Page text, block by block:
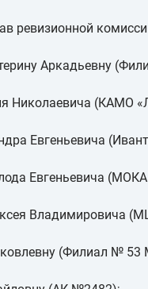
ревизионной
Аркадьевну
Николаевича (КАМО
Евгеньевича
Евгеньевича (МОКА
Владимировича
(Филиал №